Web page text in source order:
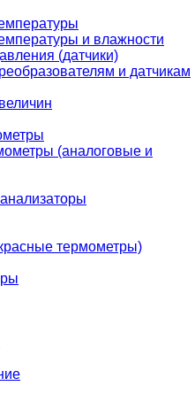
и влажности
(датчики)
и датчикам
(аналоговые и
термометры)